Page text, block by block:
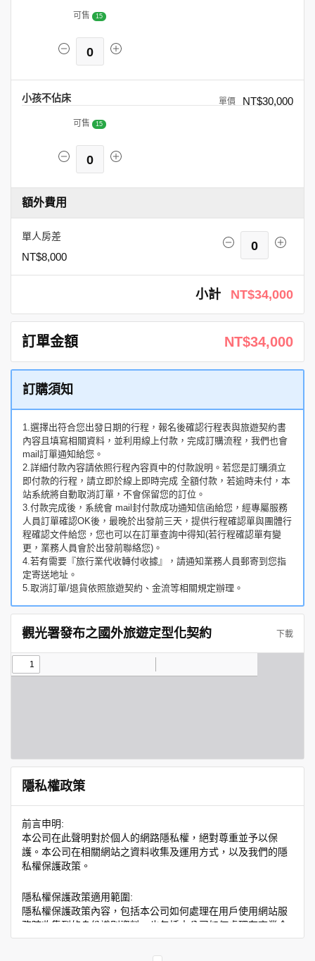
可售 15
0
小孩不佔床 NT$30,000
可售 15
0
額外費用
單人房差
NT$8,000
0
小計 NT$34,000
訂單金額 NT$34,000
訂購須知
1.選擇出符合您出發日期的行程，報名後確認行程表與旅遊契約書
內容且填寫相關資料，並利用線上付款，完成訂購流程，我們也會
mail訂單通知給您。
2.詳細付款內容請依照行程內容頁中的付款說明。若您是訂購須立
即付款的行程，請立即於線上即時完成 全額付款，若逾時未付，本
站系統將自動取消訂單，不會保留您的訂位。
3.付款完成後，系統會 mail封付款成功通知信函給您，經專屬服務
人員訂單確認OK後，最晚於出發前三天，提供行程確認單與團體行
程確認文件給您，您也可以在訂單查詢中得知(若行程確認單有變
更，業務人員會於出發前聯絡您)。
4.若有需要『旅行業代收轉付收據』，請通知業務人員郵寄到您指
定寄送地址。
5.取消訂單/退貨依照旅遊契約、金流等相關規定辦理。
觀光署發布之國外旅遊定型化契約 下載
隱私權政策
前言申明:
本公司在此聲明對於個人的網路隱私權，絕對尊重並予以保
護。本公司在相關網站之資料收集及運用方式，以及我們的隱
私權保護政策。
隱私權保護政策適用範圍:
隱私權保護政策內容，包括本公司如何處理在用戶使用網站服
務時收集到的身份識別資料，也包括本公司如何處理在商業合
作與本公司合作時分享的任何身份識別資料。隱私權保護政策